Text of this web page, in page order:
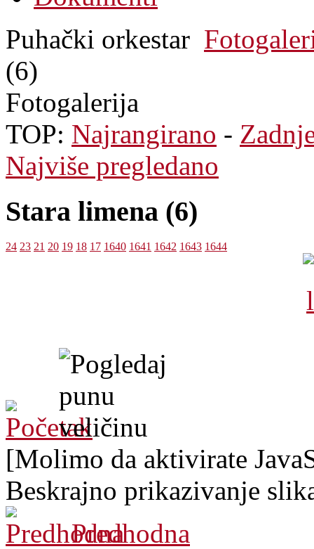
Puhački orkestar
(6)
Fotogalerija
TOP: Najrangirano -
Najviše pregledano
Stara limena (6)
24 23 21 20 19 18 17 1640 1641 1642 1643 1644
[Molimo da aktivirate
Beskrajno prikazivanje
Predhodna